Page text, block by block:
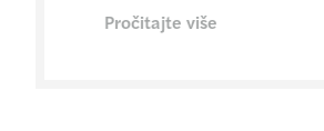
Pročitajte više